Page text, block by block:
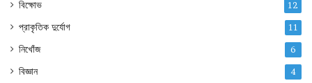
বিক্ষোভ 12
প্রাকৃতিক দুর্যোগ 11
নিখোঁজ 6
বিজ্ঞান 4